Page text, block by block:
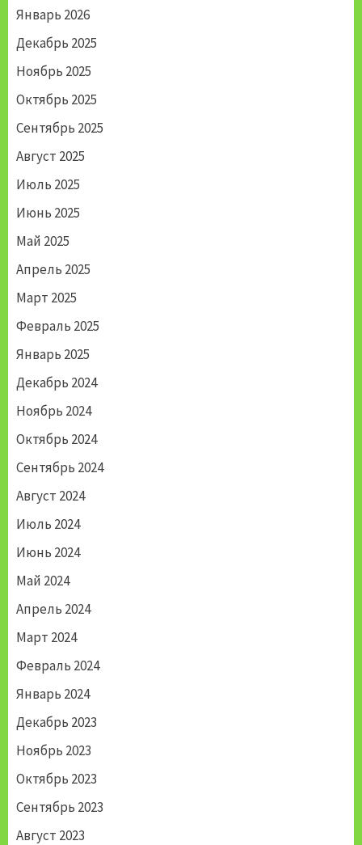
Январь 2026
Декабрь 2025
Ноябрь 2025
Октябрь 2025
Сентябрь 2025
Август 2025
Июль 2025
Июнь 2025
Май 2025
Апрель 2025
Март 2025
Февраль 2025
Январь 2025
Декабрь 2024
Ноябрь 2024
Октябрь 2024
Сентябрь 2024
Август 2024
Июль 2024
Июнь 2024
Май 2024
Апрель 2024
Март 2024
Февраль 2024
Январь 2024
Декабрь 2023
Ноябрь 2023
Октябрь 2023
Сентябрь 2023
Август 2023